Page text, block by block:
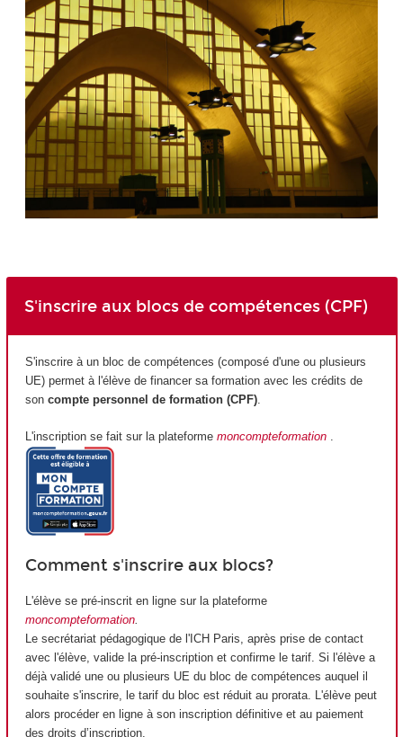
S'inscrire aux blocs de compétences (CPF)
S'inscrire à un bloc de compétences (composé d'une ou plusieurs
UE) permet à l'élève de financer sa formation avec les crédits de
son compte personnel de formation (CPF).
L'inscription se fait sur la plateforme moncompteformation
Comment s'inscrire aux blocs?
L'élève se pré-inscrit en ligne sur la plateforme
moncompteformation
Le secrétariat pédagogique de l'ICH Paris, après prise de contact
avec l'élève, valide la pré-inscription et confirme le tarif. Si l'élève a
déjà validé une ou plusieurs UE du bloc de compétences auquel il
souhaite s'inscrire, le tarif du bloc est réduit au prorata. L'élève peut
alors procéder en ligne à son inscription définitive et au paiement
des droits d’inscription.